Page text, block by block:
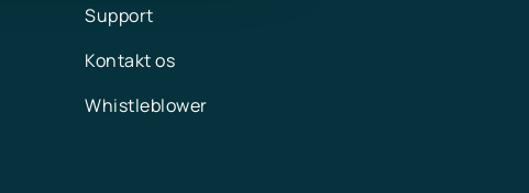
Support
Kontakt os
Whistleblower